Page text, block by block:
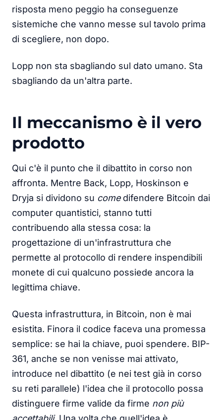
risposta meno peggio ha conseguenze
sistemiche che vanno messe sul tavolo prima
di scegliere, non dopo.
Lopp non sta sbagliando sul dato umano. Sta
sbagliando da un'altra parte.
Il meccanismo è il vero
prodotto
Qui c'è il punto che il dibattito in corso non
affronta. Mentre Back, Lopp, Hoskinson e
Dryja si dividono su comedifendere Bitcoin dai
computer quantistici, stanno tutti
contribuendo alla stessa cosa: la
progettazione di un'infrastruttura che
permette al protocollo di rendere inspendibili
monete di cui qualcuno possiede ancora la
legittima chiave.
Questa infrastruttura, in Bitcoin, non è mai
esistita. Finora il codice faceva una promessa
semplice: se hai la chiave, puoi spendere. BIP-
361, anche se non venisse mai attivato,
introduce nel dibattito (e nei test già in corso
su reti parallele) l'idea che il protocollo possa
distinguere firme valide da firme non più